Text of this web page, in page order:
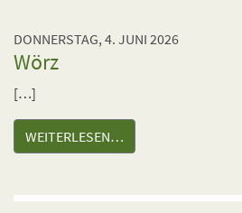
DONNERSTAG, 4. JUNI 2026
Wörz
[…]
WEITERLESEN…